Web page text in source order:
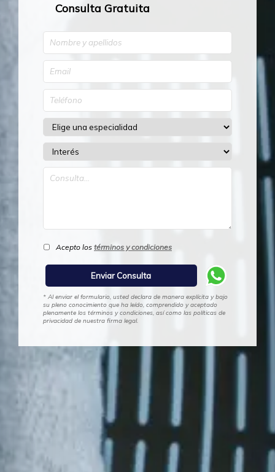
Consulta Gratuita
Acepto los términos y condiciones
* Al enviar el formulario, usted declara de manera explícita y bajo
su pleno conocimiento que ha leído, comprendido y aceptado
plenamente los términos y condiciones, así como las políticas de
privacidad de nuestra firma legal.